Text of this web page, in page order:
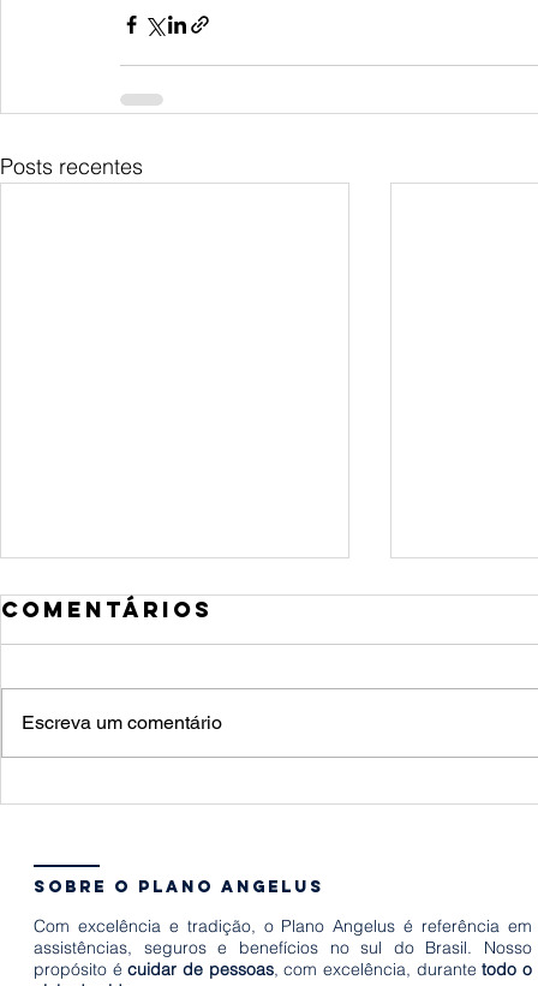
Posts recentes
Quanto custa
a família
precisa tomar
em poucas
horas
Bem
para
Comentários
Escreva um comentário
sobre o plano angelus
Com excelência e tradição, o Plano Angelus é referência em
assistências, seguros e benefícios no sul do Brasil. Nosso
propósito écuidar de pessoas, com excelência, durantetodo o